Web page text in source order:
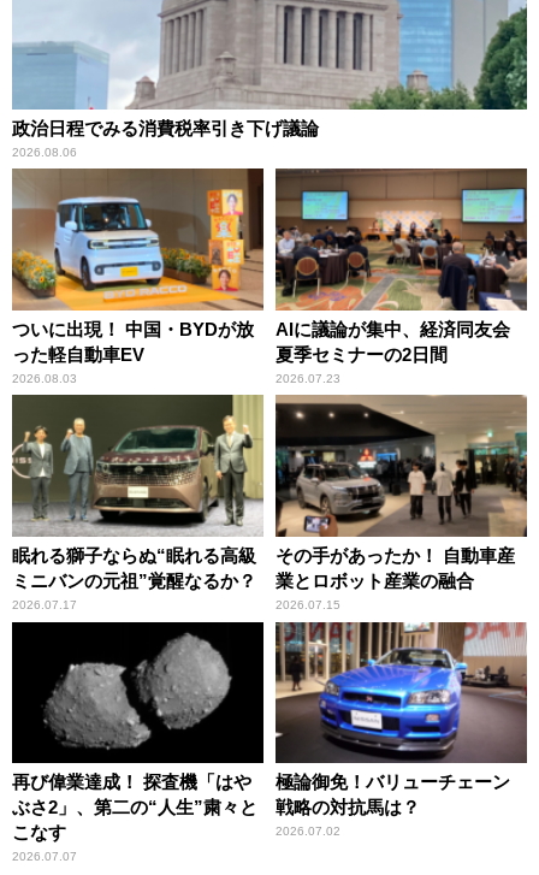
政治日程でみる消費税率引き下げ議論
2026.08.06
ついに出現！ 中国・BYDが放
った軽自動車EV
2026.08.03
AIに議論が集中、経済同友会
夏季セミナーの2日間
2026.07.23
眠れる獅子ならぬ“眠れる高級
ミニバンの元祖”覚醒なるか？
2026.07.17
その手があったか！ 自動車産
業とロボット産業の融合
2026.07.15
再び偉業達成！ 探査機「はや
ぶさ2」、第二の“人生”粛々と
こなす
2026.07.07
極論御免！バリューチェーン
戦略の対抗馬は？
2026.07.02